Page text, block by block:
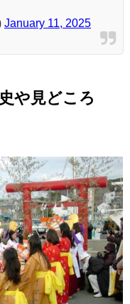
January 11, 2025
や見どころ